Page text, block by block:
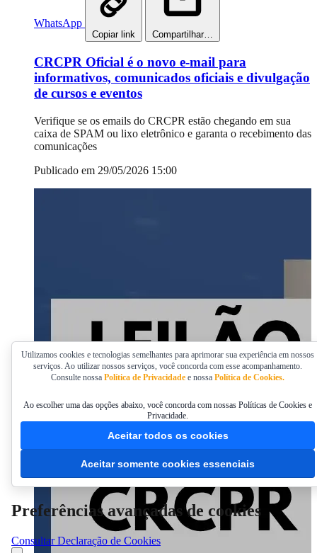
WhatsApp
Copiar link Compartilhar…
CRCPR Oficial é o novo e-mail para
informativos, comunicados oficiais e divulgação
de cursos e eventos
Verifique se os emails do CRCPR estão chegando em sua
caixa de SPAM ou lixo eletrônico e garanta o recebimento das
comunicações
Publicado em 29/05/2026 15:00
Utilizamos cookies e tecnologias semelhantes para aprimorar sua experiência em nossos
serviços. Ao utilizar nossos serviços, você concorda com esse acompanhamento.
Consulte nossa Política de Privacidade e nossa Política de Cookies.
Ao escolher uma das opções abaixo, você concorda com nossas Políticas de Cookies e
Privacidade.
Aceitar todos os cookies
Aceitar somente cookies essenciais
Preferências avançadas de cookies
Consultar Declaração de Cookies